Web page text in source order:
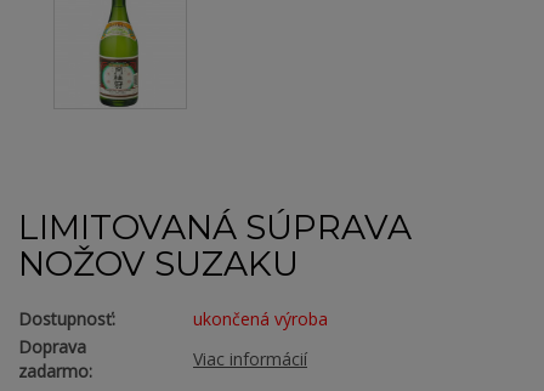
LIMITOVANÁ SÚPRAVA
NOŽOV SUZAKU
Dostupnosť:
ukončená výroba
Doprava
zadarmo:
Viac informácií